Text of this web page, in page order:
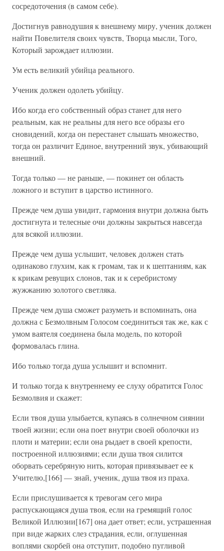
сосредоточения (в самом себе).
Достигнув равнодушия к внешнему миру, ученик должен
найти Повелителя своих чувств, Творца мысли, Того,
Который зарождает иллюзии.
Ум есть великий убийца реального.
Ученик должен одолеть убийцу.
Ибо когда его собственный образ станет для него
реальным, как не реальны для него все образы его
сновидений, когда он перестанет слышать множество,
тогда он различит Единое, внутренний звук, убивающий
внешний.
Тогда только — не раньше, — покинет он область
ложного и вступит в царство истинного.
Прежде чем душа увидит, гармония внутри должна быть
достигнута и телесные очи должны закрыться навсегда
для всякой иллюзии.
Прежде чем душа услышит, человек должен стать
одинаково глухим, как к громам, так и к шептаниям, как
к крикам ревущих слонов, так и к серебристому
жужжанию золотого светляка.
Прежде чем душа сможет разуметь и вспоминать, она
должна с Безмолвным Голосом соединиться так же, как с
умом ваятеля соединена была модель, по которой
формовалась глина.
Ибо только тогда душа услышит и вспомнит.
И только тогда к внутреннему ее слуху обратится Голос
Безмолвия и скажет:
Если твоя душа улыбается, купаясь в солнечном сиянии
твоей жизни; если она поет внутри своей оболочки из
плоти и материи; если она рыдает в своей крепости,
построенной иллюзиями; если душа твоя силится
оборвать серебряную нить, которая привязывает ее к
Учителю,[166] — знай, ученик, душа твоя из праха.
Если прислушивается к тревогам сего мира
распускающаяся душа твоя, если на гремящий голос
Великой Иллюзии[167] она дает ответ; если, устрашенная
при виде жарких слез страдания, если, оглушенная
воплями скорбей она отступит, подобно пугливой